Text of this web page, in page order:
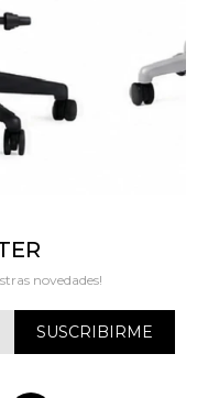
novedades!
SUSCRIBIRME